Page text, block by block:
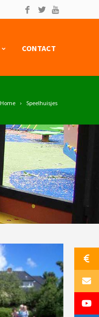
CONTACT
Home Speelhuisjes